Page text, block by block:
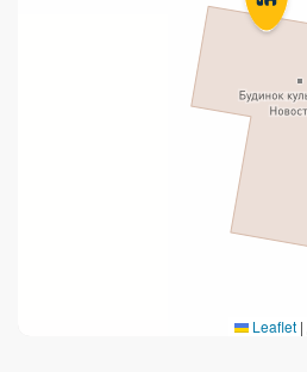
Leaflet |